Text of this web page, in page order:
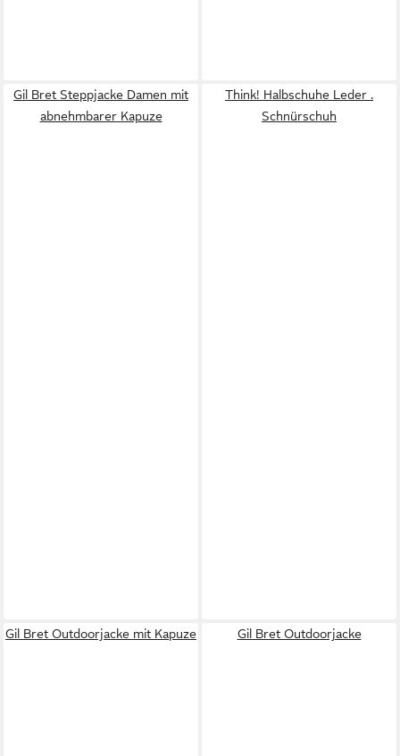
Gil Bret Steppjacke Damen mit
abnehmbarer Kapuze
Think! Halbschuhe Leder .
Schnürschuh
Gil Bret Outdoorjacke mit Kapuze Gil Bret Outdoorjacke